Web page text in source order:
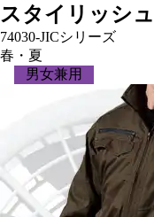
スタイリッシ
74030-JICシリーズ
春・夏
男女兼用